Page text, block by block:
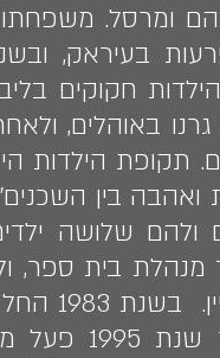
בשנת 1946, להוריו
בלבד, אך זיכרונות
באוהלים, ולאחר
תקופת הילדות
ואהבה בין
ובשנת 1970 נישאו
בית ספר,
יהודה
ובין השנים